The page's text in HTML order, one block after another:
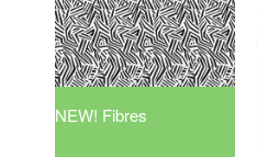
NEW! Fibres